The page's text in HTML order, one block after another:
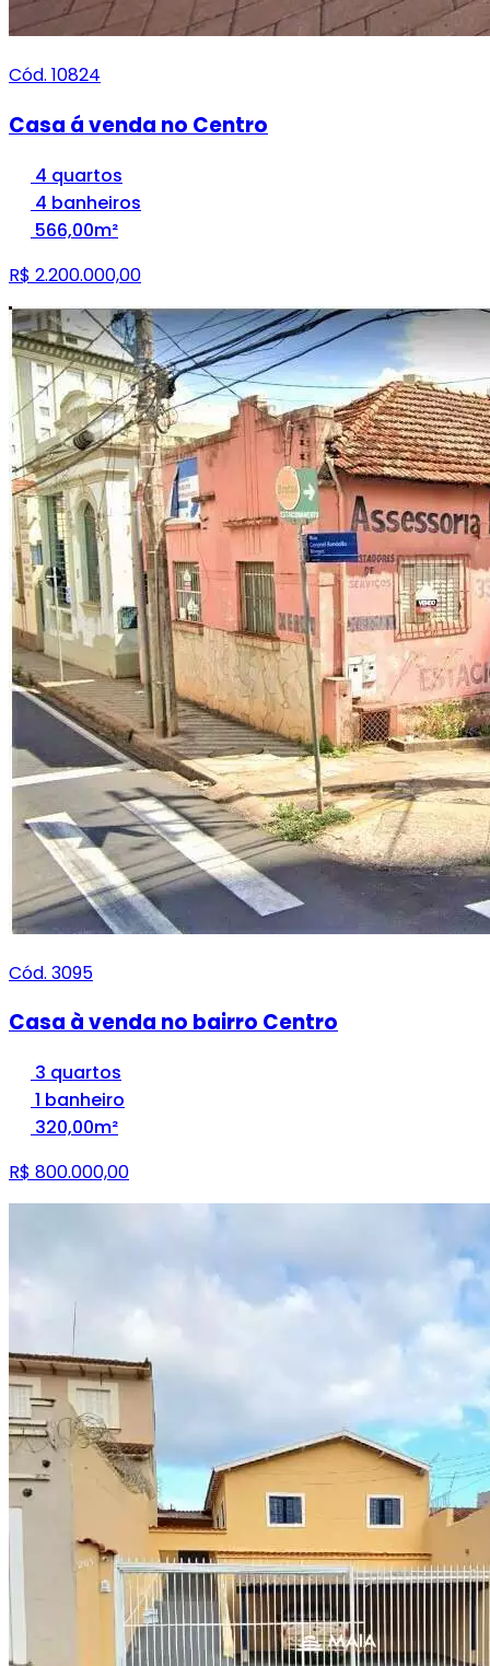
Cód. 10824
Casa á venda no Centro
4 quartos
4 banheiros
566,00m²
R$ 2.200.000,00
Cód. 3095
Casa à venda no bairro Centro
3 quartos
1 banheiro
320,00m²
R$ 800.000,00